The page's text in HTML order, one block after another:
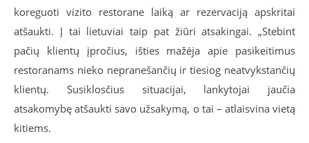
koreguoti vizito restorane laiką ar rezervaciją apskritai
atšaukti. Į tai lietuviai taip pat žiūri atsakingai. „Stebint
pačių klientų įpročius, išties mažėja apie pasikeitimus
restoranams nieko nepranešančių ir tiesiog neatvykstančių
klientų. Susiklosčius situacijai, lankytojai jaučia
atsakomybę atšaukti savo užsakymą, o tai – atlaisvina vietą
kitiems.